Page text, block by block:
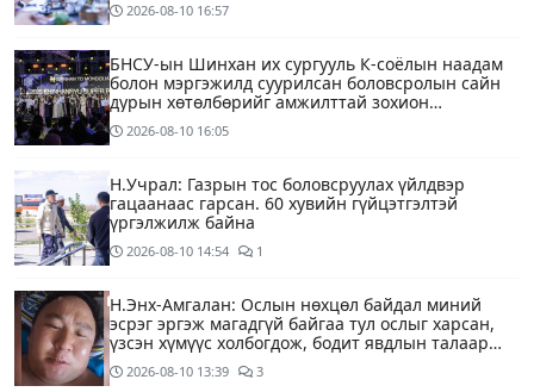
2026-08-10 16:57
БНСУ-ын Шинхан их сургууль К-соёлын наадам
болон мэргэжилд суурилсан боловсролын сайн
дурын хөтөлбөрийг амжилттай зохион
байгууллаа
2026-08-10 16:05
Н.Учрал: Газрын тос боловсруулах үйлдвэр
гацаанаас гарсан. 60 хувийн гүйцэтгэлтэй
үргэлжилж байна
2026-08-10 14:54 1
Н.Энх-Амгалан: Ослын нөхцөл байдал миний
эсрэг эргэж магадгүй байгаа тул ослыг харсан,
үзсэн хүмүүс холбогдож, бодит явдлын талаар
ярьж өгч тусална уу
2026-08-10 13:39 3